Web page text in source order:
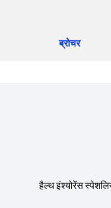
ब्रोचर
हैल्थ इंश्योरेंस